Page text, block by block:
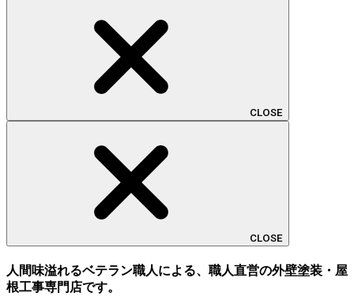
CLOSE
CLOSE
人間味溢れるベテラン職人による、職人直営の外壁塗装・屋
根工事専門店です。